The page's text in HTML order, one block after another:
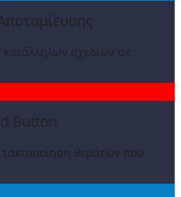
κατάλληλων σχεδίων σε
Button
θεμάτων που